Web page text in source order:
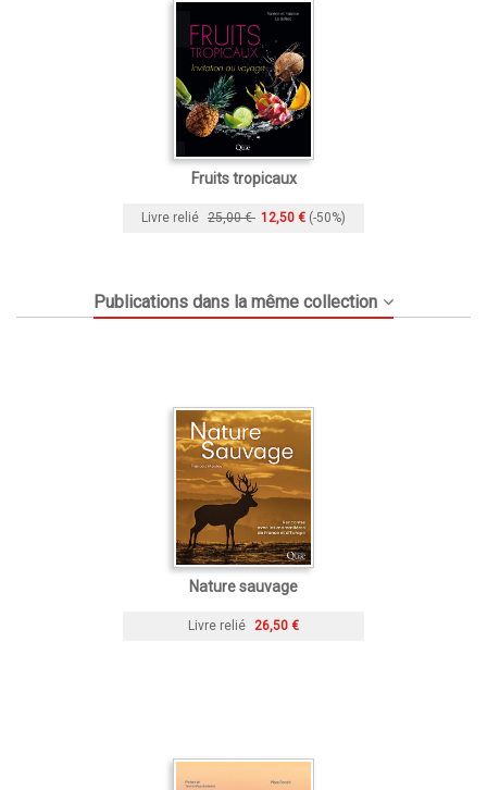
Fruits tropicaux
Livre relié 25,00 € 12,50 € (-50%)
Publications dans la même collection
Nature sauvage
Livre relié 26,50 €